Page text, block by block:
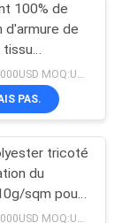
178
192
100% de
d'armure de
tissu
de Digital
PAS.
tricoté
du
sqm pour